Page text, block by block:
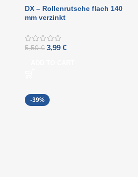
DX – Rollenrutsche flach 140
mm verzinkt
5,50€ 3,99€
-39%